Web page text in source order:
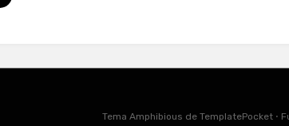
Tema Amphibious de TemplatePocket ⋅